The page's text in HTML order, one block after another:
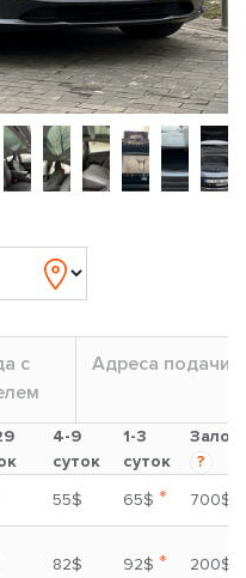
с
Адреса подачи
4-9
суток
1-3
суток
Залог
?
55$ 65$ *
700$
82$ 92$ * 200$